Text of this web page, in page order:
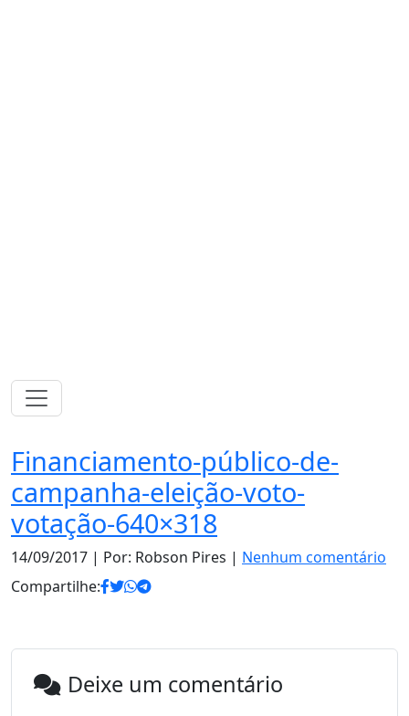
Financiamento-público-de-
campanha-eleição-voto-
votação-640×318
14/09/2017 | Por: Robson Pires | Nenhum comentário
Compartilhe:
Deixe um comentário